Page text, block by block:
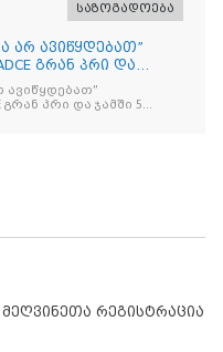
საზოგადოება
არ ავიწყდებათ”
გრან პრი და
ავიწყდებათ”
რეგისტრაცია